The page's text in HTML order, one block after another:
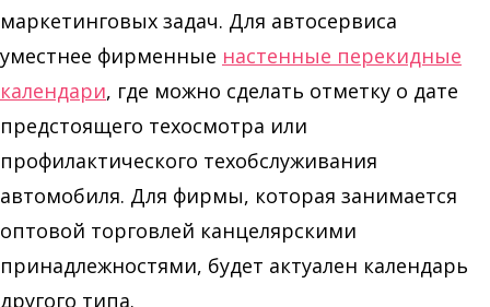
маркетинговых задач. Для автосервиса
уместнее фирменные настенные перекидные
календари, где можно сделать отметку о дате
предстоящего техосмотра или
профилактического техобслуживания
автомобиля. Для фирмы, которая занимается
оптовой торговлей канцелярскими
принадлежностями, будет актуален календарь
другого типа.